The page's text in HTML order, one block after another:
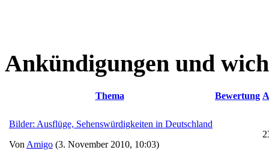
Ankündigungen und
Thema Bewertung
Bilder: Ausflüge, Sehenswürdigkeiten in Deutschland
Von Amigo (3. November 2010, 10:03)